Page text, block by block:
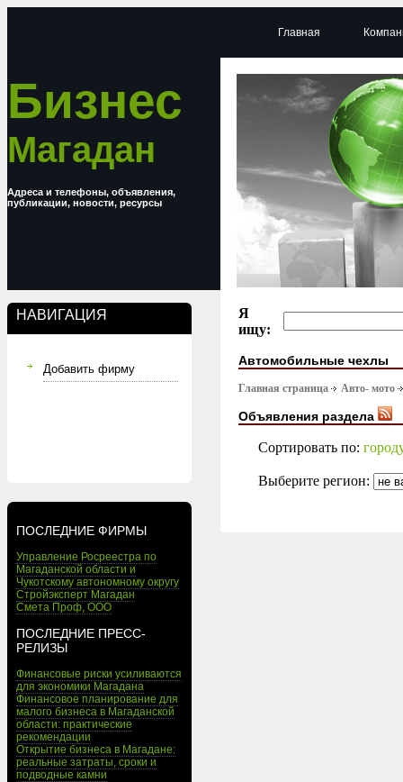
Бизнес
Магадан
Адреса и телефоны, объявления,
публикации, новости, ресурсы
НАВИГАЦИЯ
Добавить фирму
ПОСЛЕДНИЕ ФИРМЫ
Управление Росреестра по
Магаданской области и
Чукотскому автономному округу
Стройэксперт Магадан
Смета Проф, ООО
ПОСЛЕДНИЕ ПРЕСС-
РЕЛИЗЫ
Финансовые риски усиливаются
для экономики Магадана
Финансовое планирование для
малого бизнеса в Магаданской
области: практические
рекомендации
Открытие бизнеса в Магадане:
реальные затраты, сроки и
подводные камни
Главная
Я
ищу:
Автомобильные чехлы
Главная страница Авто- мото
Объявления раздела
Сортировать по:
Выберите регион: